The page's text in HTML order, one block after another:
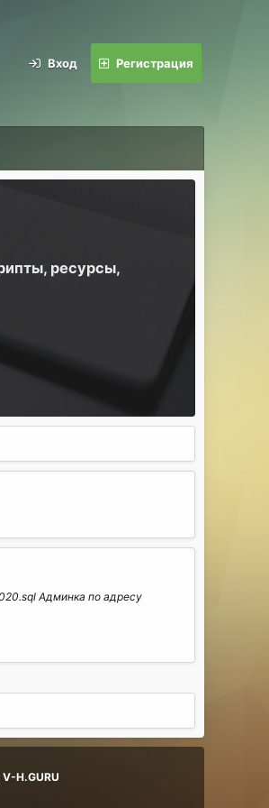
Вход Регистрация
ресурсы,
Админка по адресу
H.GURU